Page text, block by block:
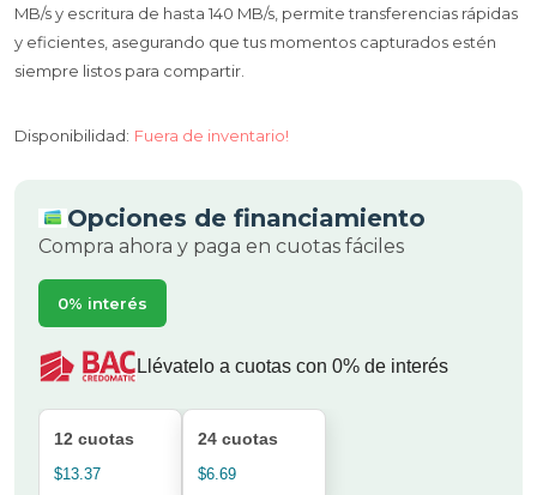
MB/s y escritura de hasta 140 MB/s, permite transferencias rápidas
y eficientes, asegurando que tus momentos capturados estén
siempre listos para compartir.
Disponibilidad: Fuera de inventario!
Opciones de financiamiento
Compra ahora y paga en cuotas fáciles
0% interés
Llévatelo a cuotas con 0% de interés
12 cuotas
$13.37
24 cuotas
$6.69